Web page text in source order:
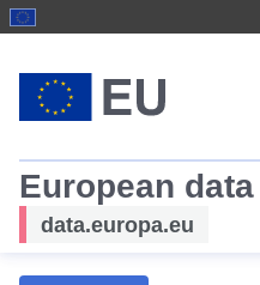
European data
data.europa.eu